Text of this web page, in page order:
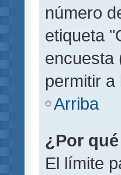
número
etiqueta
encuesta
permitir
Arriba
¿Por
El límite